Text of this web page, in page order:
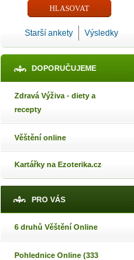
Starší ankety Výsledky
DOPORUČUJEME
Zdravá Výživa - diety a
recepty
Věštění online
Kartářky na Ezoterika.cz
PRO VÁS
6 druhů Věštění Online
Pohlednice Online (333